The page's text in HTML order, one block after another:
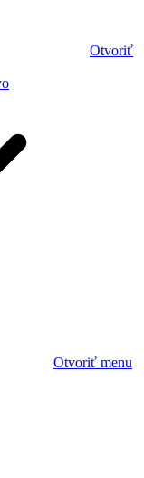
Otvoriť
Otvoriť menu